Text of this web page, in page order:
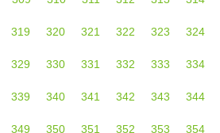
319 320 321 322 323 324
329 330 331 332 333 334
339 340 341 342 343 344
349 350 351 352 353 354